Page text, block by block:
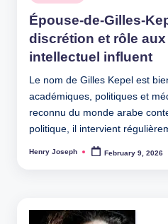
in
Épouse-de-Gilles-
discrétion et rôle aux
intellectuel influent
Le nom de Gilles Kepel est
académiques, politiques et
reconnu du monde arabe
politique, il intervient
Posted
Henry Joseph February 9, 2026